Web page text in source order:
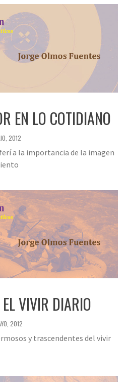
EN LO COTIDIANO
2012
a la importancia de la imagen
VIVIR DIARIO
2012
y trascendentes del vivir